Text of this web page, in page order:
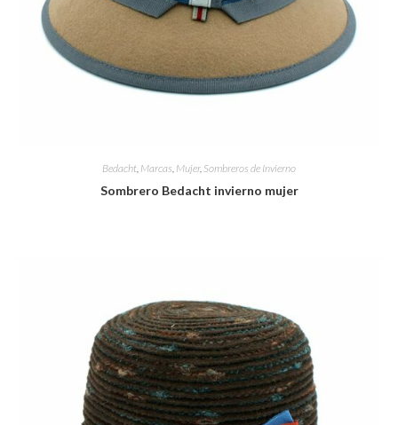
Bedacht Marcas Mujer, Sombreros de Invierno
Sombrero Bedacht invierno mujer